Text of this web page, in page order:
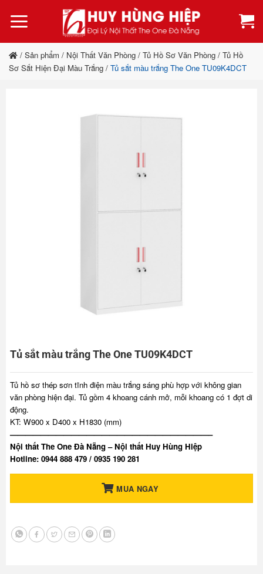
qua
dung
/ Sản phẩm / Nội Thất Văn Phòng / Tủ Hồ Sơ Văn Phòng / Tủ Hồ
Sơ Sắt Hiện Đại Màu Trắng / Tủ sắt màu trắng The One TU09K4DCT
Tủ sắt màu trắng The One TU09K4DCT
Tủ hồ sơ thép sơn tĩnh điện màu trắng sáng phù hợp với không gian
văn phòng hiện đại. Tủ gồm 4 khoang cánh mở, mỗi khoang có 1 đợt di
động.
KT: W900 x D400 x H1830 (mm)
——————————————————————————–
Nội thất The One Đà Nẵng – Nội thất Huy Hùng Hiệp
Hotline: 0944 888 479 / 0935 190 281
MUA NGAY